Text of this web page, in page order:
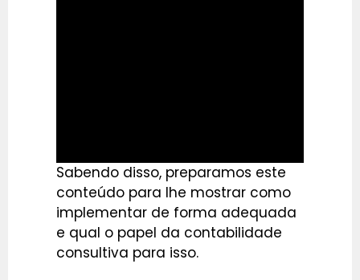
Sabendo disso, preparamos este
conteúdo para lhe mostrar como
implementar de forma adequada
e qual o papel da contabilidade
consultiva para isso.